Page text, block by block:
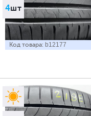
4шт
Код товара: b12177